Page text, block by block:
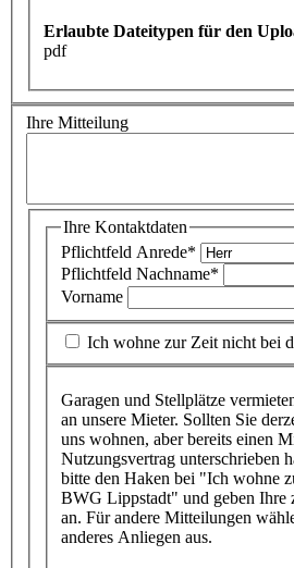
Erlaubte Dateitypen für den
pdf
Ihre Mitteilung
Ihre Kontaktdaten
Pflichtfeld Anrede*
Pflichtfeld Nachname*
Vorname
Ich wohne zur Zeit nicht bei
Garagen und Stellplätze
an unsere Mieter. Sollten Sie
uns wohnen, aber bereits einen
Nutzungsvertrag unterschrieben
bitte den Haken bei "Ich wohne
BWG Lippstadt" und geben Ihre
an. Für andere Mitteilungen
anderes Anliegen aus.